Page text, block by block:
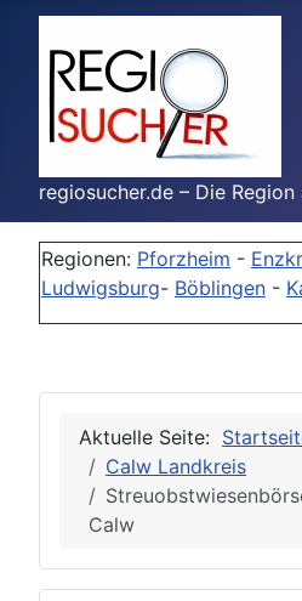
regiosucher.de – Die
Regionen: Pforzheim -
Ludwigsburg- Böblingen -
Aktuelle Seite:
Calw Landkreis
Calw